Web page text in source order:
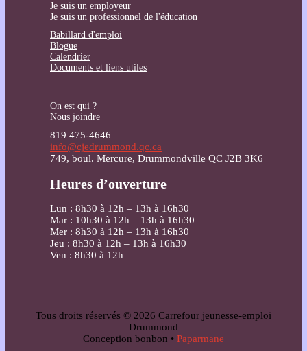
Je suis un employeur
Je suis un professionnel de l'éducation
Babillard d'emploi
Blogue
Calendrier
Documents et liens utiles
On est qui ?
Nous joindre
819 475-4646
info@cjedrummond.qc.ca
749, boul. Mercure, Drummondville QC J2B 3K6
Heures d’ouverture
Lun : 8h30 à 12h – 13h à 16h30
Mar : 10h30 à 12h – 13h à 16h30
Mer : 8h30 à 12h – 13h à 16h30
Jeu : 8h30 à 12h – 13h à 16h30
Ven : 8h30 à 12h
Tous droits réservés © 2026 Carrefour jeunesse-emploi
Drummond
Conception bonbon • Paparmane